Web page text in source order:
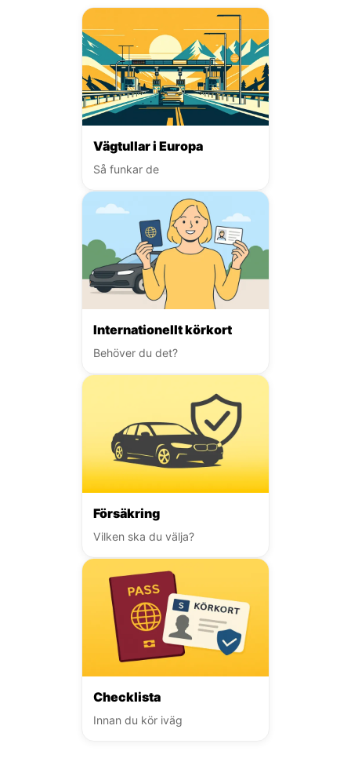
Vägtullar i Europa
Så funkar de
Internationellt körkort
Behöver du det?
Försäkring
Vilken ska du välja?
Checklista
Innan du kör iväg